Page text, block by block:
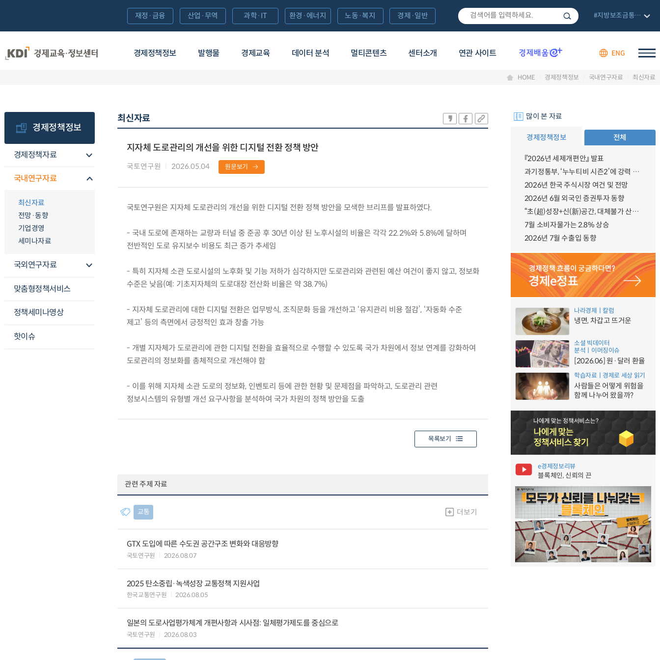
경제정책정보 발행물 경제교육 데이터 분석 멀티콘텐츠 센터소개 연관 사이트 ENG
재정·금융 산업·무역 과학·IT 환경·에너지 노동·복지 경제·일반 #지방보조금통합관리망
HOME 경제정책정보 국내연구자료 최신자료
경제정책정보
경제정책자료
국내연구자료
최신자료
전망·동향
기업경영
세미나자료
국외연구자료
맞춤형정책서비스
정책세미나영상
핫이슈
최신자료
지자체 도로관리의 개선을 위한 디지털 전환 정책 방안
국토연구원 2026.05.04 원문보기
국토연구원은 지자체 도로관리의 개선을 위한 디지털 전환 정책 방안을 모색한 브리프를 발표하였다.
- 국내 도로에 존재하는 교량과 터널 중 준공 후 30년 이상 된 노후시설의 비율은 각각 22.2%와 5.8%에 달하며
전반적인 도로 유지보수 비용도 최근 증가 추세임
- 특히 지자체 소관 도로시설의 노후화 및 기능 저하가 심각하지만 도로관리와 관련된 예산 여건이 좋지 않고, 정보화
수준은 낮음(예: 기초지자체의 도로대장 전산화 비율은 약 38.7%)
- 지자체 도로관리에 대한 디지털 전환은 업무방식, 조직문화 등을 개선하고 ‘유지관리 비용 절감’, ‘자동화 수준
제고’ 등의 측면에서 긍정적인 효과 창출 가능
- 개별 지자체가 도로관리에 관한 디지털 전환을 효율적으로 수행할 수 있도록 국가 차원에서 정보 연계를 강화하여
도로관리의 정보화를 총체적으로 개선해야 함
- 이를 위해 지자체 소관 도로의 정보화, 인벤토리 등에 관한 현황 및 문제점을 파악하고, 도로관리 관련
정보시스템의 유형별 개선 요구사항을 분석하여 국가 차원의 정책 방안을 도출
목록보기
관련 주제 자료
교통 더보기
GTX 도입에 따른 수도권 공간구조 변화와 대응방향
국토연구원 2026.08.07
2025 탄소중립·녹색성장 교통정책 지원사업
한국교통연구원 2026.08.05
일본의 도로사업평가체계 개편사항과 시사점: 일체평가제도를 중심으로
국토연구원 2026.08.03
많이 본 자료
경제정책정보 전체
『2026년 세제개편안』 발표
과기정통부, ‘누누티비 시즌2’에 강력 대응 의지 밝혀
2026년 한국 주식시장 여건 및 전망
2026년 6월 외국인 증권투자 동향
“초(超)성장+신(新)공간, 대체불가 산업강국”
7월 소비자물가는 2.8% 상승
2026년 7월 수출입 동향
나라경제ㅣ칼럼
냉면, 차갑고 뜨거운
소셜 빅데이터
분석ㅣ이머징이슈
[2026.06] 원·달러 환율
학습자료ㅣ경제로 세상 읽기
사람들은 어떻게 위험을
함께 나누어 왔을까?
e경제정보리뷰
블록체인, 신뢰의 끈